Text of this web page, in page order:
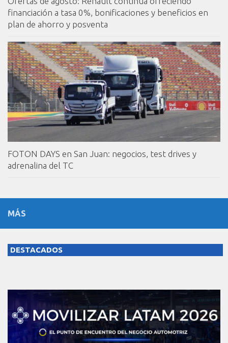
financiación a tasa 0%, bonificaciones y beneficios en
plan de ahorro y posventa
FOTON DAYS en San Juan: negocios, test drives y
adrenalina del TC
MÁS
DESTACADOS